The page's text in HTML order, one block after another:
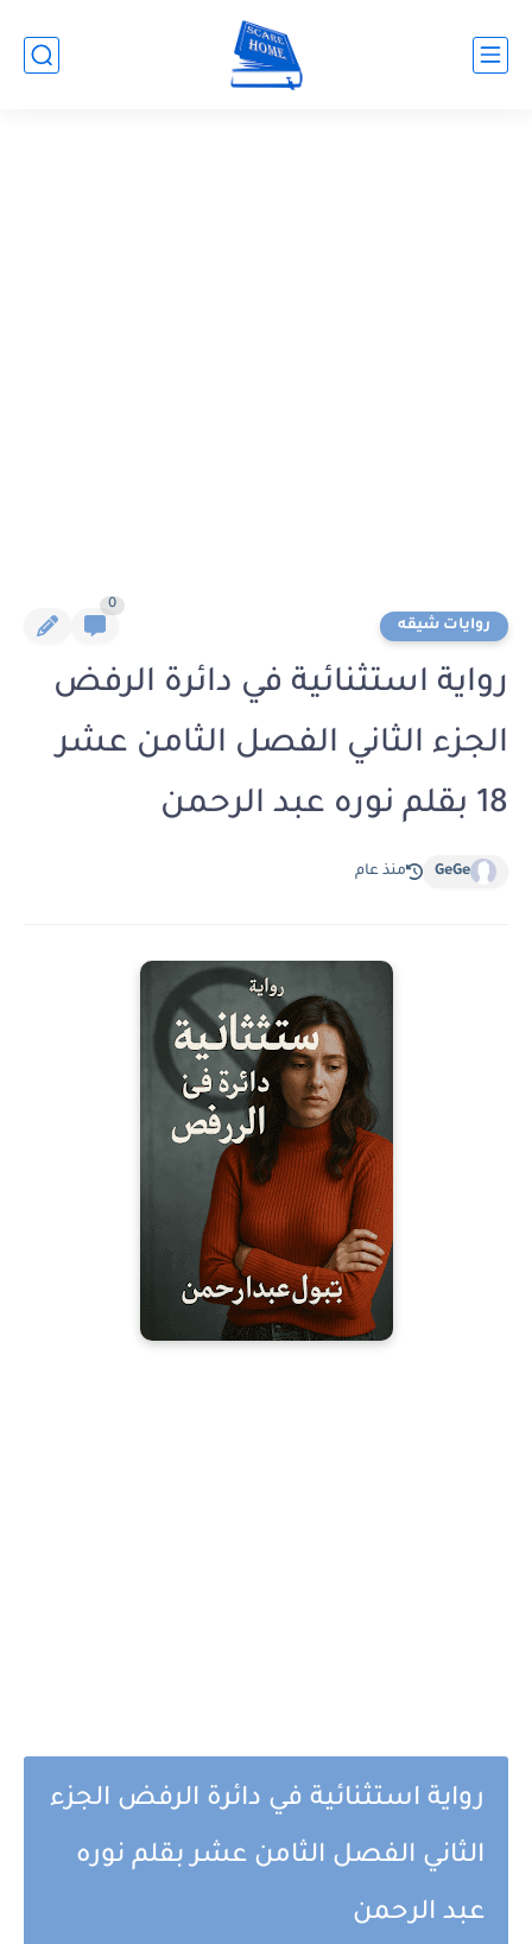
روايات شيقه
0
رواية استثنائية في دائرة الرفض
الجزء الثاني الفصل الثامن عشر
18 بقلم نوره عبد الرحمن
GeGe منذ عام
رواية استثنائية في دائرة الرفض الجزء
الثاني الفصل الثامن عشر بقلم نوره
عبد الرحمن